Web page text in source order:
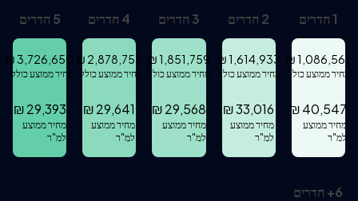
1חדרים
1,086,561
₪
מחיר ממוצע כולל
40,547
₪
מחיר ממוצע
למ"ר
2 חדרים
1,614,933
₪
מחיר ממוצע כולל
33,016
₪
מחיר ממוצע
למ"ר
3חדרים
1,851,759
₪
מחיר ממוצע כולל
29,568
₪
מחיר ממוצע
למ"ר
4 חדרים
2,878,752
₪
מחיר ממוצע כולל
29,641
₪
מחיר ממוצע
למ"ר
5 חדרים
3,726,650
₪
מחיר ממוצע כולל
29,393
₪
מחיר ממוצע
למ"ר
6
+ חדרים